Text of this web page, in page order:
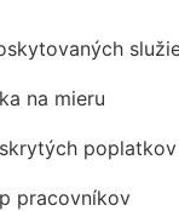
na mieru
poplatkov
pracovníkov